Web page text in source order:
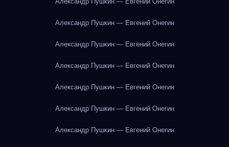
Александр Пушкин — Евгений Онегин
Александр Пушкин — Евгений Онегин
Александр Пушкин — Евгений Онегин
Александр Пушкин — Евгений Онегин
Александр Пушкин — Евгений Онегин
Александр Пушкин — Евгений Онегин